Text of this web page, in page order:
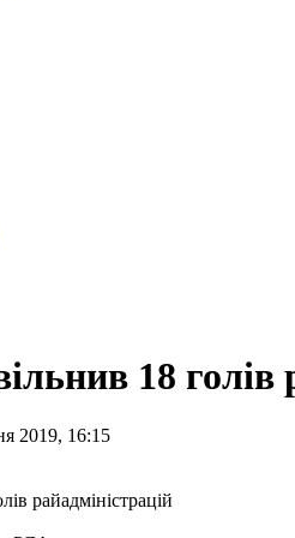
18 голів
2019, 16:15